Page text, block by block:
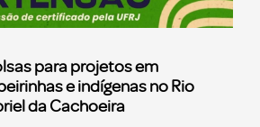
para projetos em
e indígenas no Rio
da Cachoeira